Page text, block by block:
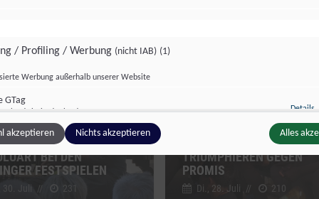
TRIFFT ZULU:
BEI DEN
FESTSPIELEN
30. Juli // 231
PROMITURNIER: KIDS DER
SOCCER ACADEMY
TRIUMPHIEREN GEGEN
PROMIS
Di., 28. Juli // 210
/ Profiling / Werbung (nicht IAB) (1)
Werbung außerhalb unserer Website
GTag
Ireland Limited, Irland Details
Inhalte(nicht IAB)
(2)
zusätzlicher Informationen
akzeptieren Nichts akzeptieren Alles